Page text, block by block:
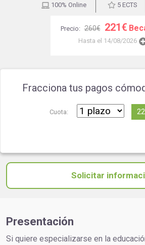
100% Online 5 ECTS
Precio: 260€ 221€
Hasta el 14/08/2026
Fracciona tus pagos
Cuota:
Solicitar
Presentación
Si quiere especializarse en la